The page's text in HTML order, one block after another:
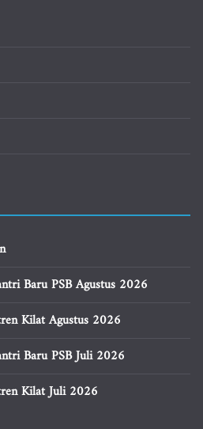
Baru PSB Agustus 2026
Kilat Agustus 2026
Baru PSB Juli 2026
Kilat Juli 2026